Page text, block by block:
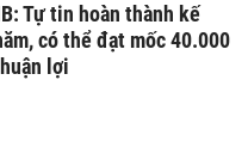
Tự tin hoàn thành kế
có thể đạt mốc 40.000
lợi